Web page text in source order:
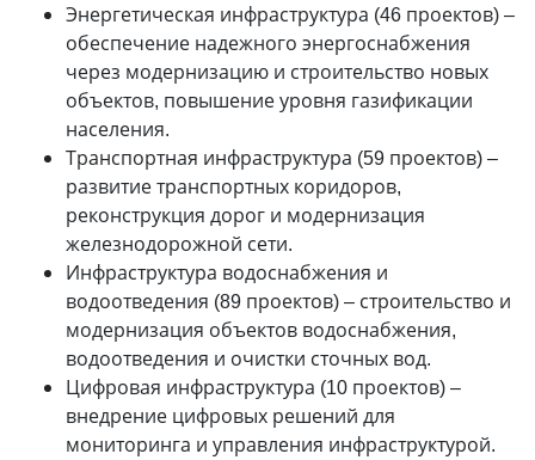
Энергетическая инфраструктура (46 проектов) –
обеспечение надежного энергоснабжения
через модернизацию и строительство новых
объектов, повышение уровня газификации
населения.
Транспортная инфраструктура (59 проектов) –
развитие транспортных коридоров,
реконструкция дорог и модернизация
железнодорожной сети.
Инфраструктура водоснабжения и
водоотведения (89 проектов) – строительство и
модернизация объектов водоснабжения,
водоотведения и очистки сточных вод.
Цифровая инфраструктура (10 проектов) –
внедрение цифровых решений для
мониторинга и управления инфраструктурой.